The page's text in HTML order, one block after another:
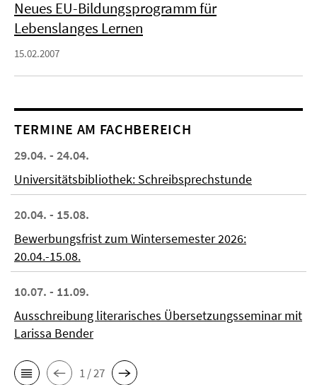
Neues EU-Bildungsprogramm für
Lebenslanges Lernen
15.02.2007
TERMINE AM FACHBEREICH
29.04. - 24.04.
Universitätsbibliothek: Schreibsprechstunde
20.04. - 15.08.
Bewerbungsfrist zum Wintersemester 2026:
20.04.-15.08.
10.07. - 11.09.
Ausschreibung literarisches Übersetzungsseminar mit
Larissa Bender
1 / 27